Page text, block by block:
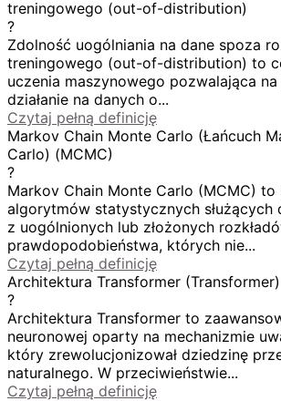
treningowego (out-of-distribution)
?
Zdolność uogólniania na dane spoza
treningowego (out-of-distribution) to
uczenia maszynowego pozwalająca
działanie na danych o...
Czytaj pełną definicję
Markov Chain Monte Carlo (Łańcuch
Carlo) (MCMC)
?
Markov Chain Monte Carlo (MCMC) to
algorytmów statystycznych służących
z uogólnionych lub złożonych
prawdopodobieństwa, których nie...
Czytaj pełną definicję
Architektura Transformer (Transformer)
?
Architektura Transformer to
neuronowej oparty na mechanizmie
który zrewolucjonizował dziedzinę
naturalnego. W przeciwieństwie...
Czytaj pełną definicję